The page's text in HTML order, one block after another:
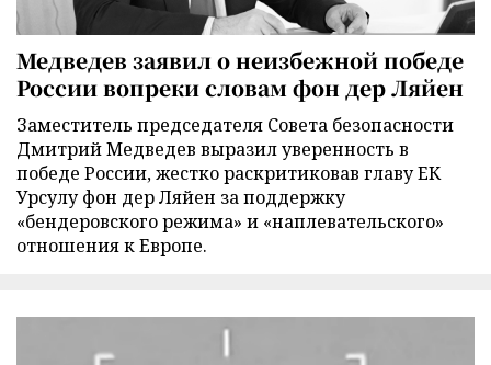
Медведев заявил о неизбежной победе
России вопреки словам фон дер Ляйен
Заместитель председателя Совета безопасности
Дмитрий Медведев выразил уверенность в
победе России, жестко раскритиковав главу ЕК
Урсулу фон дер Ляйен за поддержку
«бендеровского режима» и «наплевательского»
отношения к Европе.